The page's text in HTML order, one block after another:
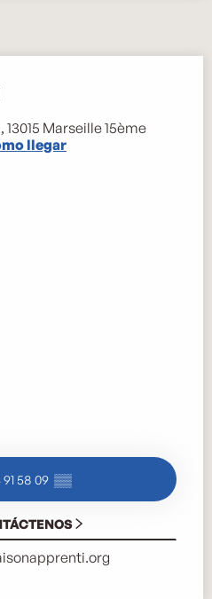
Marseille 15ème
llegar
91 58 09 ▒▒